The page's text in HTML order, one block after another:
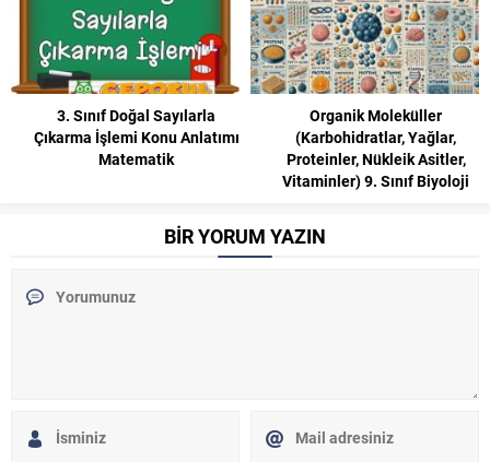
Organik Moleküller
(Karbohidratlar, Yağlar,
Proteinler, Nükleik Asitler,
Tarih Öğrenmenin
9. Sınıf
BİR YORUM YAZIN